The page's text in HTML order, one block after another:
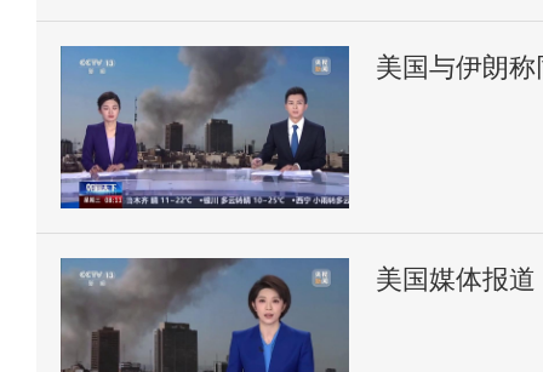
美国与伊朗
美国媒体报